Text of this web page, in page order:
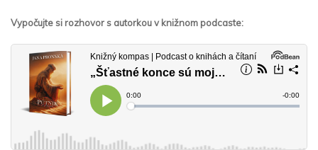
Vypočujte si rozhovor s autorkou v knižnom podcaste: